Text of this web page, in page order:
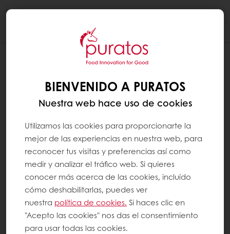
BIENVENIDO A PURATOS
Nuestra web hace uso de cookies
Utilizamos las cookies para proporcionarte la
mejor de las experiencias en nuestra web, para
reconocer tus visitas y preferencias así como
medir y analizar el tráfico web. Si quieres
conocer más acerca de las cookies, incluído
cómo deshabilitarlas, puedes ver
nuestra política de cookies. Si haces clic en
"Acepto las cookies" nos das el consentimiento
para usar todas las cookies.